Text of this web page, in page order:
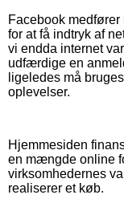
Facebook
for at få indtryk af
vi endda internet
udfærdige en
ligeledes må
oplevelser.
Hjemmesiden
en mængde online
virksomhedernes
realiserer et køb.